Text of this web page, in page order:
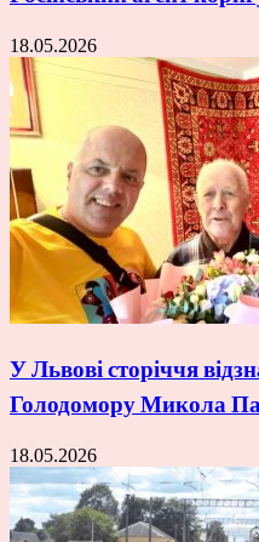
18.05.2026
У Львові сторіччя
Голодомору Микола
18.05.2026